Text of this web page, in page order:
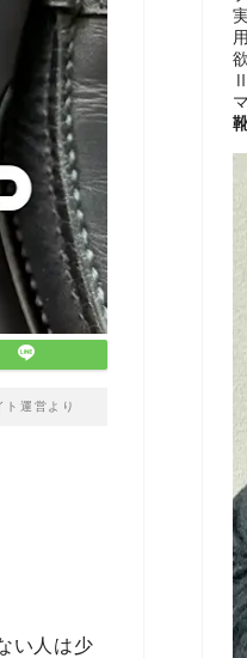
運営より
い人は少